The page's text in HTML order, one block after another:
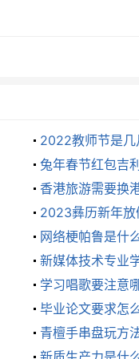
2022教师节是几
兔年春节红包吉
香港旅游需要换
2023彝历新年放
网络梗帕鲁是什
新媒体技术专业
学习唱歌要注意
毕业论文要求怎
青檀手串盘玩方